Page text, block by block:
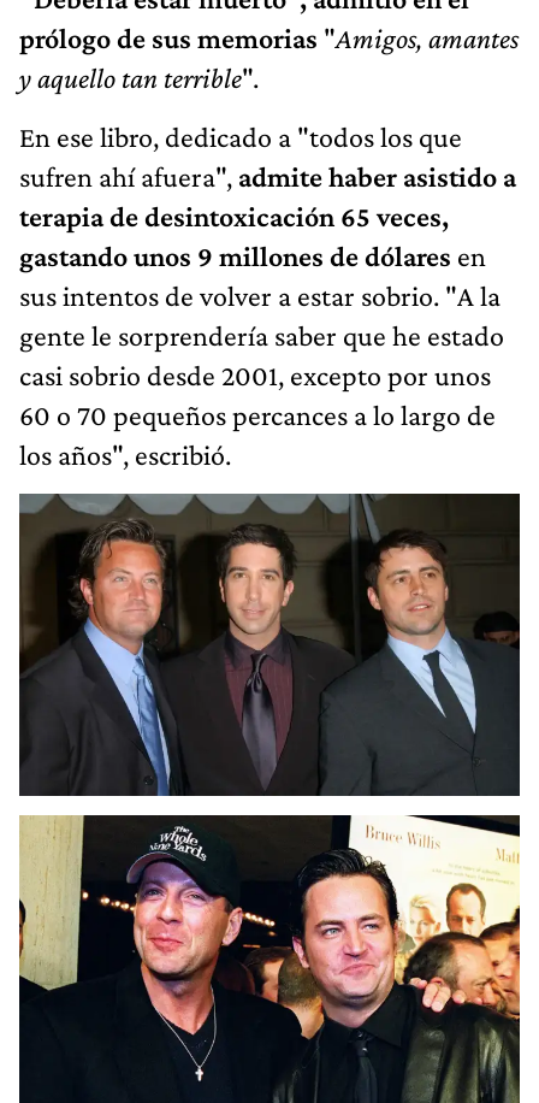
prólogo de sus memorias "Amigos, amantes
y aquello tan terrible".
En ese libro, dedicado a "todos los que
sufren ahí afuera", admite haber asistido a
terapia de desintoxicación 65 veces,
gastando unos 9 millones de dólares en
sus intentos de volver a estar sobrio. "A la
gente le sorprendería saber que he estado
casi sobrio desde 2001, excepto por unos
60 o 70 pequeños percances a lo largo de
los años", escribió.